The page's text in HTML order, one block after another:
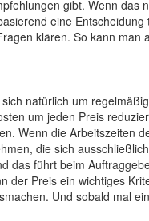
gibt. Wenn das
eine
klären. So kann man
natürlich um
um jeden Preis
Wenn die Arbeitszeiten
die sich
das führt beim
der Preis ein wichtiges
Und sobald mal